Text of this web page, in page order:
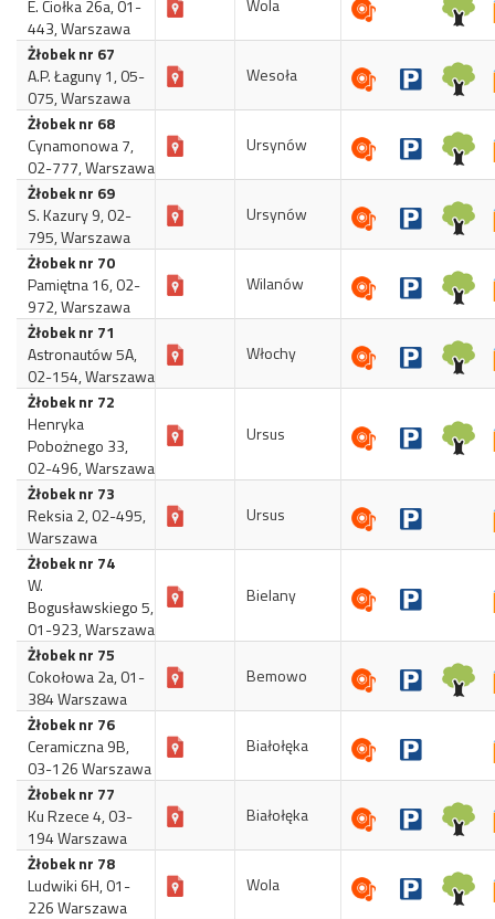
E. Ciołka 26a, 01-
443, Warszawa
Wola
Żłobek nr 67
A.P. Łaguny 1, 05-
075, Warszawa
Wesoła
Żłobek nr 68
Cynamonowa 7,
02-777, Warszawa
Ursynów
Żłobek nr 69
S. Kazury 9, 02-
795, Warszawa
Ursynów
Żłobek nr 70
Pamiętna 16, 02-
972, Warszawa
Wilanów
Żłobek nr 71
Astronautów 5A,
02-154, Warszawa
Włochy
Żłobek nr 72
Henryka
Pobożnego 33,
02-496, Warszawa
Ursus
Żłobek nr 73
Reksia 2, 02-495,
Warszawa
Ursus
Żłobek nr 74
W.
Bogusławskiego 5,
01-923, Warszawa
Bielany
Żłobek nr 75
Cokołowa 2a, 01-
384 Warszawa
Bemowo
Żłobek nr 76
Ceramiczna 9B,
03-126 Warszawa
Białołęka
Żłobek nr 77
Ku Rzece 4, 03-
194 Warszawa
Białołęka
Żłobek nr 78
Ludwiki 6H, 01-
226 Warszawa
Wola